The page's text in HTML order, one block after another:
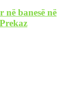
në banesë në